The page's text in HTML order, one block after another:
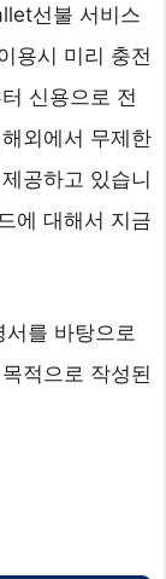
선불 서비스
용시 미리 충전
신용으로 전
외에서 무제한
공하고 있습니
에 대해서 지금
서를 바탕으로
적으로 작성된